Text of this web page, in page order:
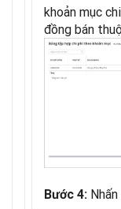
khoản mục
đồng bán
Bước 4: Nhấn